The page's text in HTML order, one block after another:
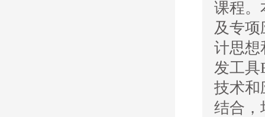
课程。
及专项
计思想
发工具
技术和
结合，